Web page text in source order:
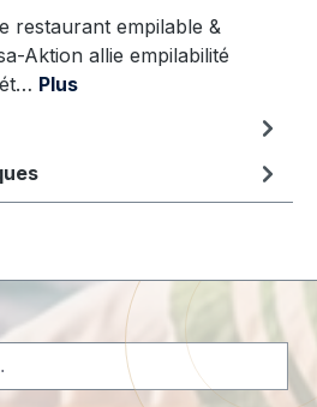
restaurant empilable &
Aktion allie empilabilité
Plus